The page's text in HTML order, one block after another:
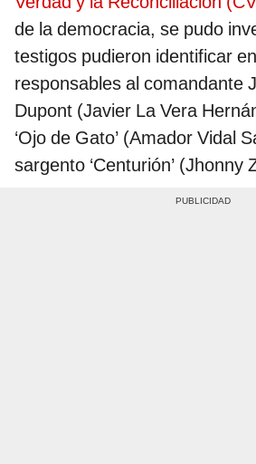
de la democracia, se pudo
testigos pudieron identificar
responsables al comandante
Dupont (Javier La Vera
‘Ojo de Gato’ (Amador Vidal
sargento ‘Centurión’ (Jhonny